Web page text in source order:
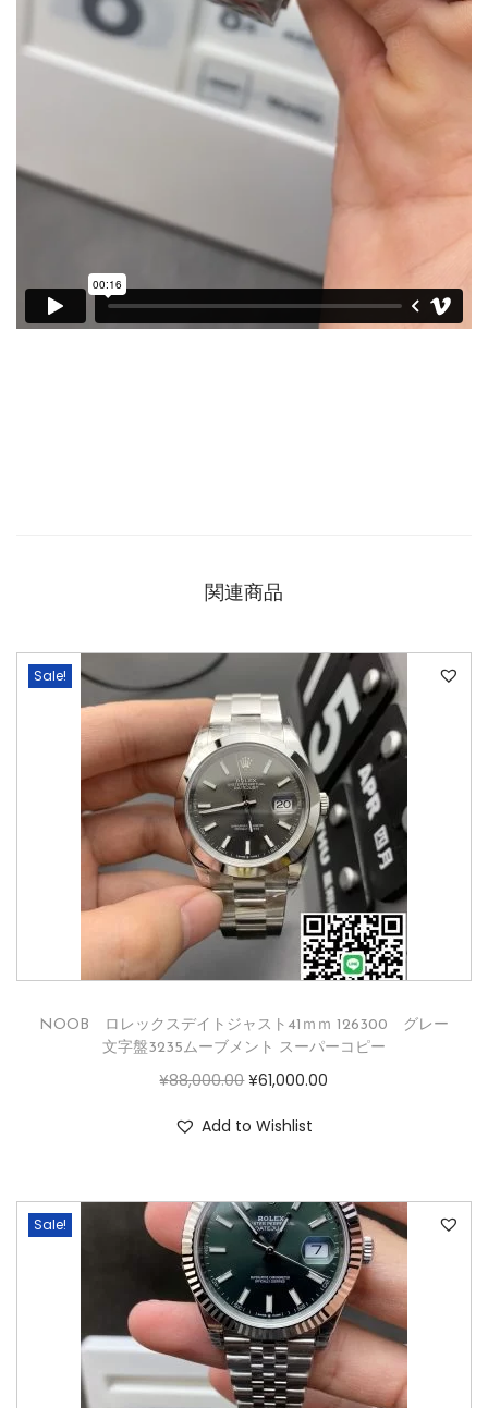
関連商品
Sale!
NOOB ロレックスデイトジャスト41ｍｍ 126300 グレー
文字盤3235ムーブメント スーパーコピー
¥88,000.00 ¥61,000.00
Add to Wishlist
Sale!